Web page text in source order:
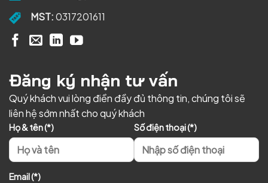
MST:0317201611
Đăng ký nhận tư vấn
Quý khách vui lòng điền đầy đủ thông tin, chúng tôi sẽ
liên hệ sớm nhất cho quý khách
Họ & tên (*) Số điện thoại (*)
Email (*)